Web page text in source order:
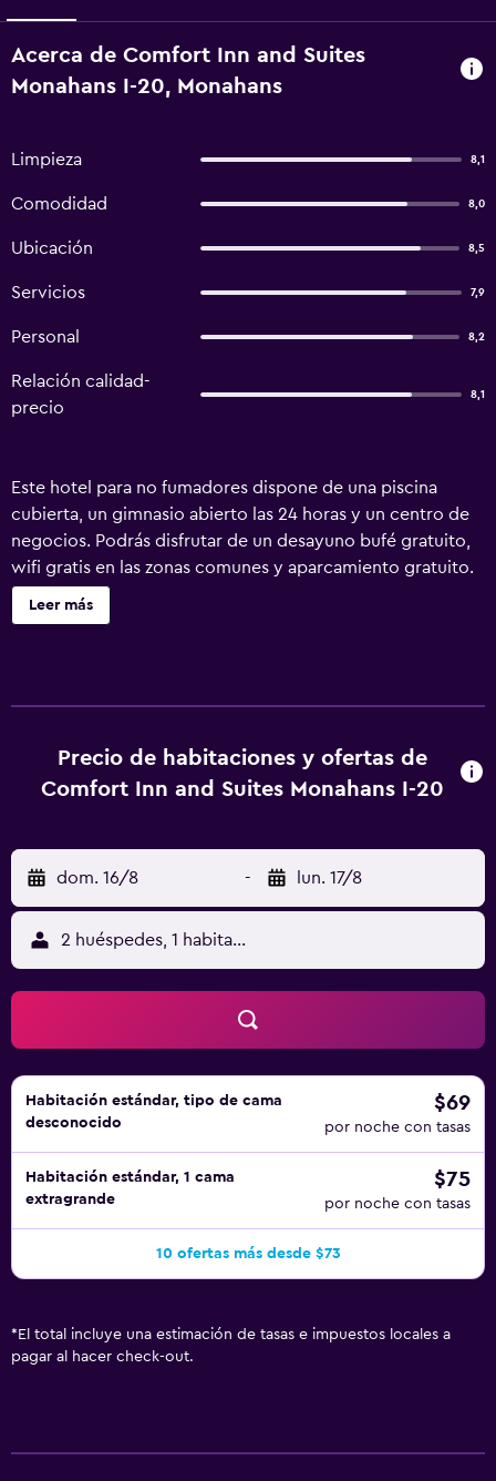
Acerca de Comfort Inn and Suites
Monahans I-20, Monahans
Limpieza 8,1
Comodidad 8,0
Ubicación 8,5
Servicios 7,9
Personal 8,2
Relación calidad-
precio
8,1
Este hotel para no fumadores dispone de una piscina
cubierta, un gimnasio abierto las 24 horas y un centro de
negocios. Podrás disfrutar de un desayuno bufé gratuito,
wifi gratis en las zonas comunes y aparcamiento gratuito.
También encontrarás una piscina infantil, una sala de
reuniones y lavandería. Comfort Inn & Suites Monahans I-
disponibles en las habitaciones: frigorífico y microondas.
Los baños están equipados con ducha y bañera
wifi). Los servicios para las personas de negocios incluyen
escritorio y teléfono. Se ofrece servicio de limpieza todos
los días. En el alojamiento hay piscina cubierta y piscina
infantil. Otros servicios de ocio y esparcimiento incluyen
gimnasio abierto las 24 horas. Se pueden practicar las
actividades de ocio y esparcimiento que se indican más
abajo en las instalaciones o cerca del alojamiento (es
posible que se aplique un recargo).
Leer más
Precio de habitaciones y ofertas de
Comfort Inn and Suites Monahans I-20
dom. 16/8 - lun. 17/8
2 huéspedes, 1 habitación
Habitación estándar, tipo de cama
desconocido
$69
por noche con tasas
Habitación estándar, 1 cama
extragrande
$75
por noche con tasas
10 ofertas más desde $73
* El total incluye una estimación de tasas e impuestos locales a
pagar al hacer check-out.